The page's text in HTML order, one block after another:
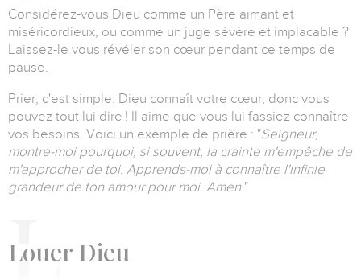
Considérez-vous Dieu comme un Père aimant et
miséricordieux, ou comme un juge sévère et implacable ?
Laissez-le vous révéler son cœur pendant ce temps de
pause.
Prier, c'est simple. Dieu connaît votre cœur, donc vous
pouvez tout lui dire !
Il aime que vous lui fassiez connaître
vos besoins. Voici un exemple de prière : "Seigneur,
montre-moi pourquoi, si souvent, la crainte m'empêche de
m'approcher de toi. Apprends-moi à connaître l'infinie
grandeur de ton amour pour moi. Amen."
Louer Dieu